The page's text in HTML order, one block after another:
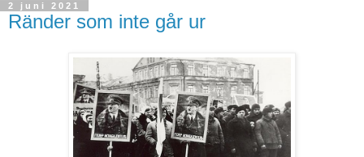
2 juni 2021
Ränder som inte går ur